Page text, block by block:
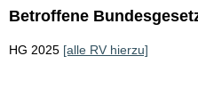
Betroffene
HG 2025 [alle RV hierzu]